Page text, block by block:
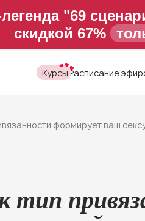
"69
скидкой 67%
Курсы Расписание
формирует ваш
тип